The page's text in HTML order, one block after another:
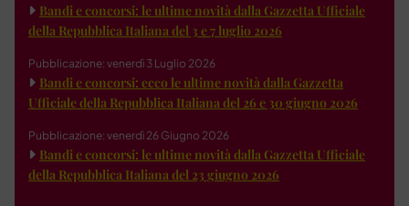
Bandi e concorsi: le ultime novità dalla Gazzetta Ufficiale
della Repubblica Italiana del 3 e 7 luglio 2026
Pubblicazione: venerdì 3 Luglio 2026
Bandi e concorsi: ecco le ultime novità dalla Gazzetta
Ufficiale della Repubblica Italiana del 26 e 30 giugno 2026
Pubblicazione: venerdì 26 Giugno 2026
Bandi e concorsi: le ultime novità dalla Gazzetta Ufficiale
della Repubblica Italiana del 23 giugno 2026